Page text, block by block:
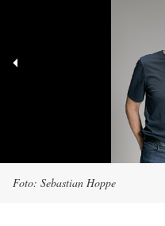
Foto: Sebastian Hoppe